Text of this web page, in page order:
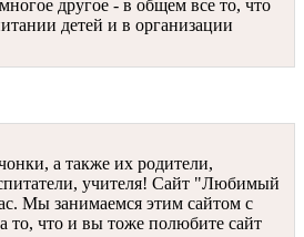
другое - в общем все то, что
детей и в организации
а также их родители,
учителя! Сайт "Любимый
Мы занимаемся этим сайтом с
то, что и вы тоже полюбите сайт